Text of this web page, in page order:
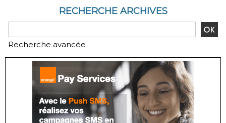
RECHERCHE ARCHIVES
Recherche avancée